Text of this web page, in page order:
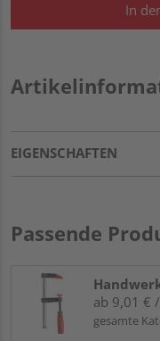
In
EIGENSCHAFTEN
Passende
ab 9,01 €
gesamte